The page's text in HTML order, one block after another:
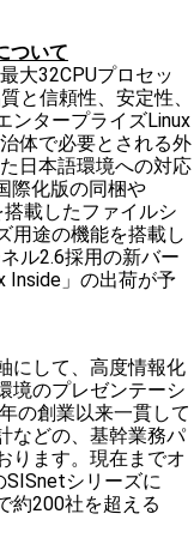
ついて
大32CPUプロセッ
と信頼性、安定性、
ンタープライズLinux
体で必要とされる外
日本語環境への対応
際化版の同梱や
載したファイルシ
用途の機能を搭載し
ル2.6採用の新バー
Inside」の出荷が予
にして、高度情報化
境のプレゼンテーシ
の創業以来一貫して
などの、基幹業務パ
ります。現在までオ
SISnetシリーズに
約200社を超える